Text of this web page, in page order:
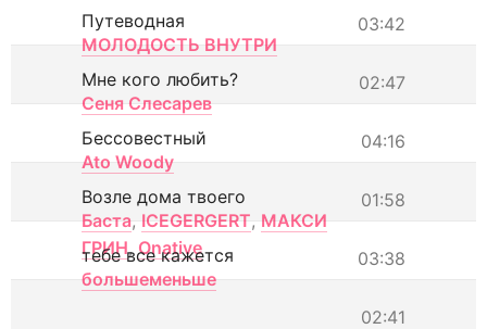
03:42
Путеводная
МОЛОДОСТЬ ВНУТРИ
02:47
Мне кого любить?
Сеня Слесарев
04:16
Бессовестный
Ato Woody
01:58
Возле дома твоего
Баста, ICEGERGERT, МАКСИ
ГРИН, Onative 03:38
тебе все кажется
большеменьше
02:41